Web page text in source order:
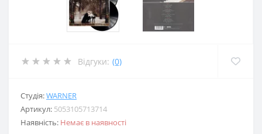
Відгуки: (0)
Студія:WARNER
Артикул: 5053105713714
Наявність: Немає в наявності